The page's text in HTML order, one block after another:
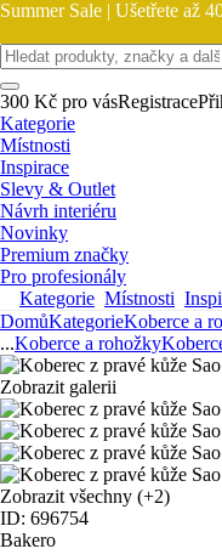
Summer Sale | Ušetřete až
300 Kč pro vásRegistrace
Kategorie
Místnosti
Inspirace
Slevy & Outlet
Návrh interiéru
Novinky
Premium značky
Pro profesionály
Kategorie Místnosti
DomůKategorieKoberce a
...Koberce a rohožky
Zobrazit galerii
Zobrazit všechny (+2)
ID: 696754
Bakero